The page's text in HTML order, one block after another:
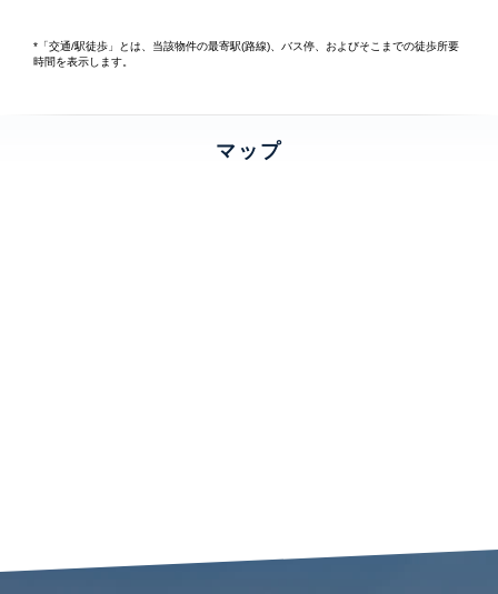
*「交通/駅徒歩」とは、当該物件の最寄駅(路線)、バス停、およびそこまでの徒歩所要
時間を表示します。
マップ